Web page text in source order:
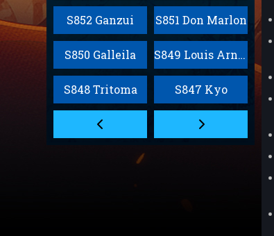
S852 Ganzui S851 Don Marlon
S850 Galleila S849 Louis Arnote
S848 Tritoma S847 Kyo